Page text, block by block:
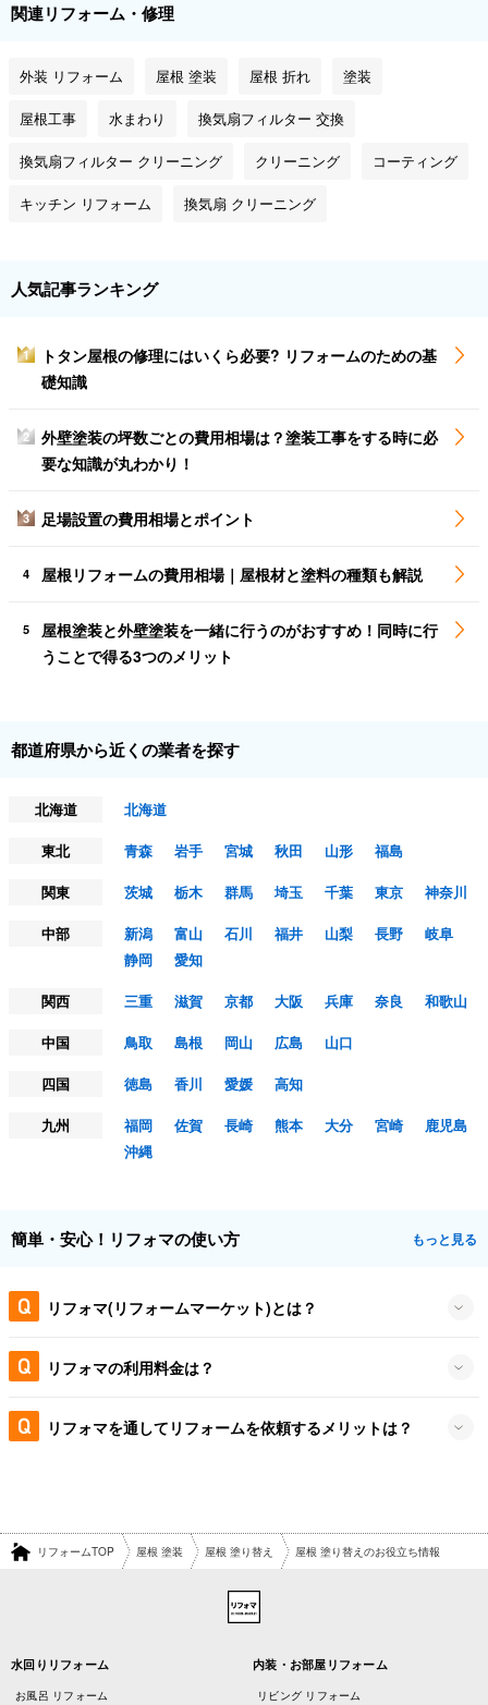
関連リフォーム・修理
外装 リフォーム 屋根 塗装 屋根 折れ 塗装
屋根工事 水まわり 換気扇フィルター 交換
換気扇フィルター クリーニング クリーニング コーティング
キッチン リフォーム 換気扇 クリーニング
人気記事ランキング
1
トタン屋根の修理にはいくら必要? リフォームのための基
礎知識
2
外壁塗装の坪数ごとの費用相場は？塗装工事をする時に必
要な知識が丸わかり！
3 足場設置の費用相場とポイント
4 屋根リフォームの費用相場｜屋根材と塗料の種類も解説
5
屋根塗装と外壁塗装を一緒に行うのがおすすめ！同時に行
うことで得る3つのメリット
都道府県から近くの業者を探す
北海道
北海道
東北
青森 岩手 宮城 秋田 山形
福島
関東
茨城 栃木 群馬 埼玉 千葉 東京
神奈川
中部
新潟 富山 石川 福井 山梨 長野
岐阜
静岡
愛知
関西
三重 滋賀 京都 大阪 兵庫 奈良
和歌山
中国
鳥取 島根 岡山 広島
山口
四国
徳島 香川 愛媛
高知
九州
福岡 佐賀 長崎 熊本 大分 宮崎
鹿児島
沖縄
簡単・安心！リフォマの使い方 もっと見る
リフォマ(リフォームマーケット)とは？
リフォマの利用料金は？
リフォマを通してリフォームを依頼するメリットは？
リフォームTOP 屋根 塗装 屋根 塗り替え 屋根 塗り替えのお役立ち情報
水回りリフォーム
お風呂 リフォーム
内装・お部屋リフォーム
リビング リフォーム